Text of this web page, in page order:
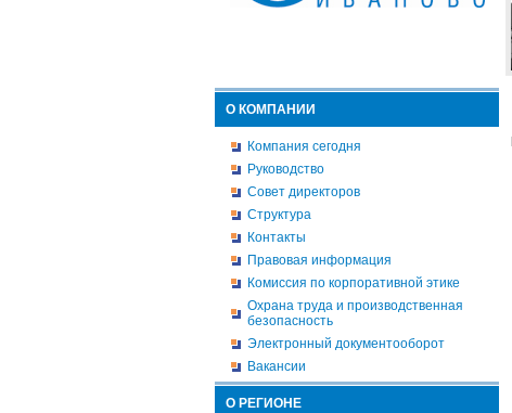
О КОМПАНИИ
Компания сегодня
Руководство
Совет директоров
Структура
Контакты
Правовая информация
Комиссия по корпоративной этике
Охрана труда и производственная
безопасность
Электронный документооборот
Вакансии
О РЕГИОНЕ